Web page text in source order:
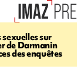
sur
de Darmanin
des enquêtes